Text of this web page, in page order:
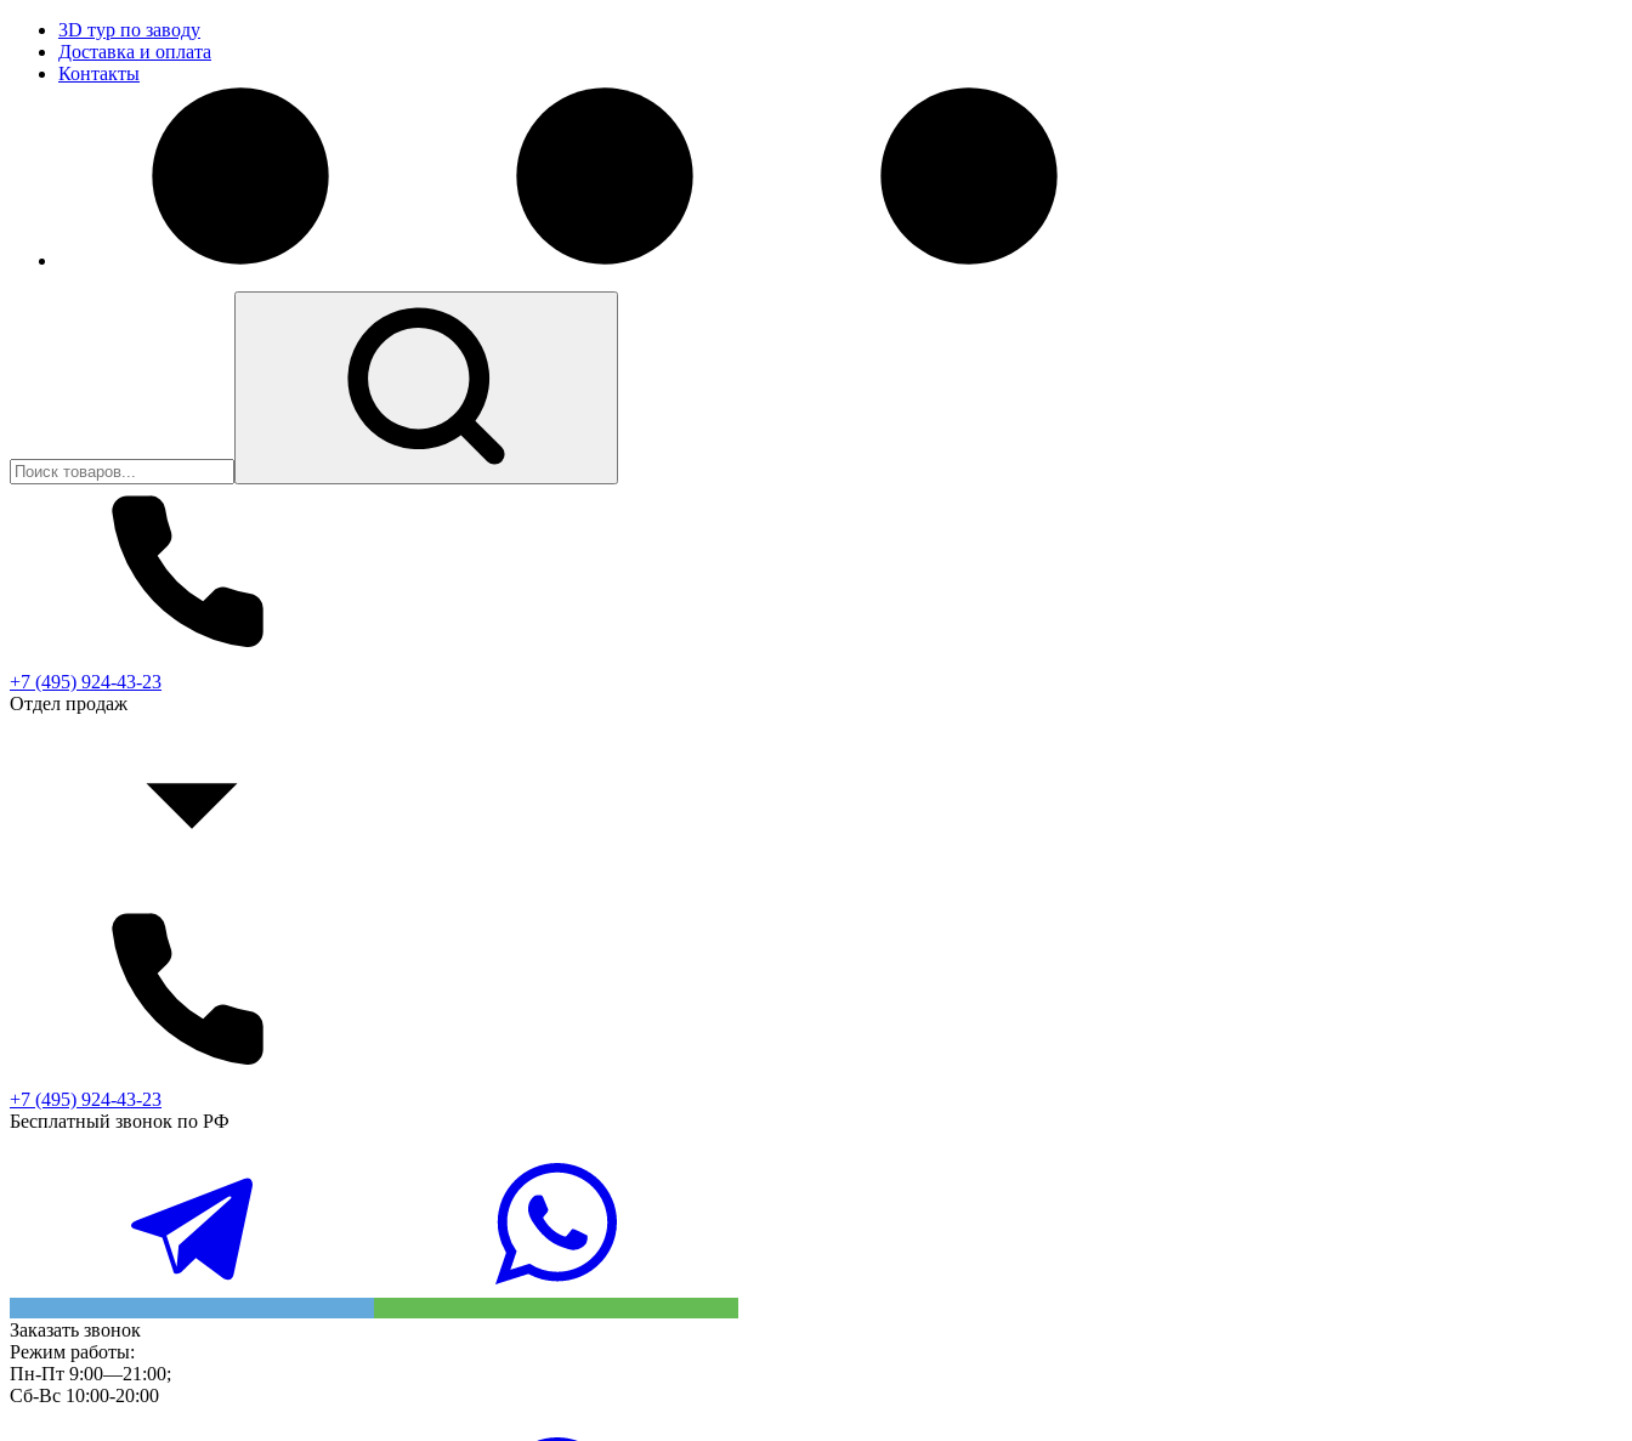
3D тур по заводу
Доставка и оплата
Контакты
+7 (495) 924-43-23
Отдел продаж
+7 (495) 924-43-23
Бесплатный звонок по РФ
Заказать звонок
Режим работы:
Пн-Пт 9:00—21:00;
Сб-Вс 10:00-20:00